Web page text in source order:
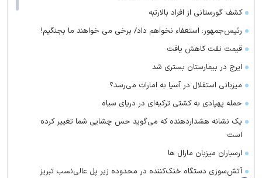
کشف گورستانی از افراد بالارتبه
رئیس‌جمهور: استعفاء نخواهم داد/ برخی می خواهند ما بجنگیم!
قیمت نفت کاهش یافت
ایرج در بیمارستان بستری شد
میزبانی استقلال در آسیا به امارات می‌رسد؟
حمله پهپادی به کشتی ترکیه‌ای در دریای سیاه
یک نشانه هشداردهنده که می‌گوید حس چشایی شما تغییر کرده
است
ارسباران میزبان مارال ها
آتش‌سوزی دستگاه خنک‌کننده در محدوده زیر پل عالی‌نسب تبریز